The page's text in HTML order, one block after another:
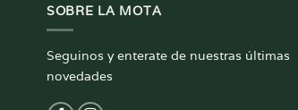
SOBRE LA MOTA
Seguinos y enterate de nuestras últimas
novedades